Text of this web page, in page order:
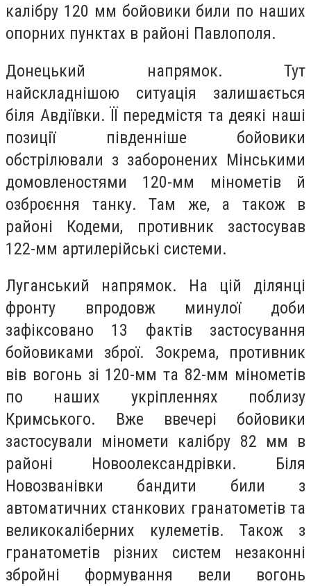
калібру 120 мм бойовики били по наших
опорних пунктах в районі Павлополя.
Донецький напрямок. Тут
найскладнішою ситуація залишається
біля Авдіївки. ЇЇ передмістя та деякі наші
позиції південніше бойовики
обстрілювали з заборонених Мінськими
домовленостями 120-мм мінометів й
озброєння танку. Там же, а також в
районі Кодеми, противник застосував
122-мм артилерійські системи.
Луганський напрямок. На цій ділянці
фронту впродовж минулої доби
зафіксовано 13 фактів застосування
бойовиками зброї. Зокрема, противник
вів вогонь зі 120-мм та 82-мм мінометів
по наших укріпленнях поблизу
Кримського. Вже ввечері бойовики
застосували міномети калібру 82 мм в
районі Новоолександрівки. Біля
Новозванівки бандити били з
автоматичних станкових гранатометів та
великокаліберних кулеметів. Також з
гранатометів різних систем незаконні
збройні формування вели вогонь